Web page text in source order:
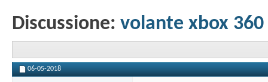
Discussione: volante xbox
06-05-2018